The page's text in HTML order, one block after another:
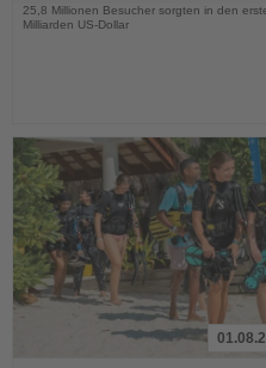
25,8 Millionen Besucher sorgten in den
Milliarden US-Dollar